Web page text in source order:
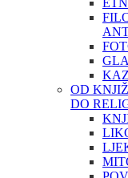
OD
DO